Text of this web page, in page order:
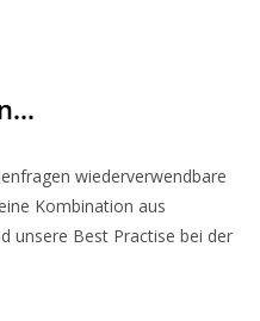
wiederverwendbare
Kombination aus
unsere Best Practise bei der